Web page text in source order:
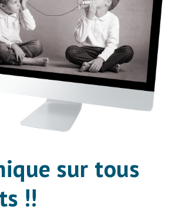
sur tous
!!